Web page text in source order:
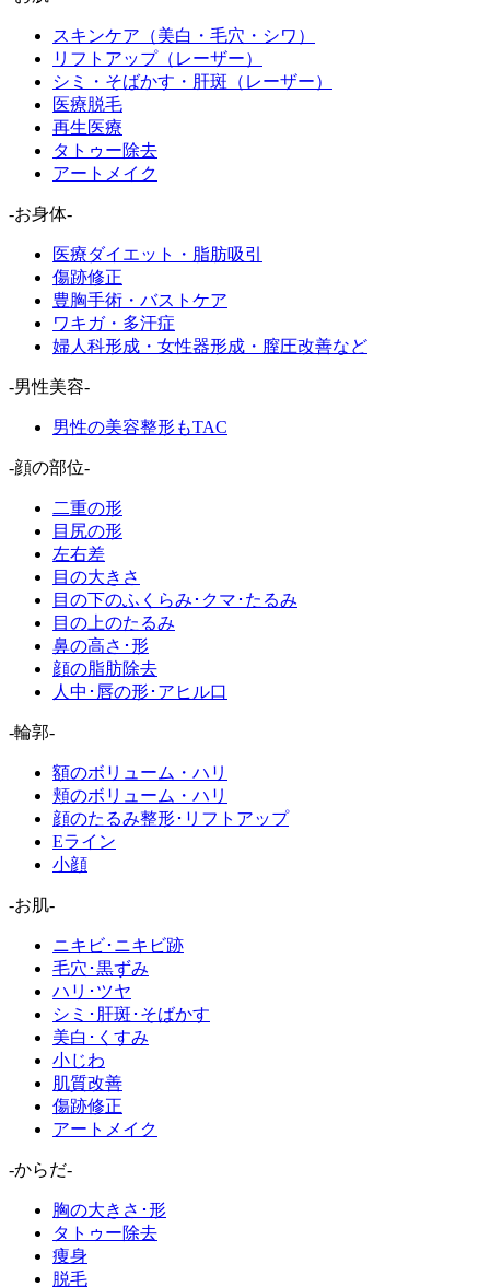
スキンケア（美白・毛穴・シワ）
リフトアップ（レーザー）
シミ・そばかす・肝斑（レーザー）
医療脱毛
再生医療
タトゥー除去
アートメイク
-お身体-
医療ダイエット・脂肪吸引
傷跡修正
豊胸手術・バストケア
ワキガ・多汗症
婦人科形成・女性器形成・膣圧改善など
-男性美容-
男性の美容整形もTAC
-顔の部位-
二重の形
目尻の形
左右差
目の大きさ
目の下のふくらみ･クマ･たるみ
目の上のたるみ
鼻の高さ･形
顔の脂肪除去
人中･唇の形･アヒル口
-輪郭-
額のボリューム・ハリ
頬のボリューム・ハリ
顔のたるみ整形･リフトアップ
Eライン
小顔
-お肌-
ニキビ･ニキビ跡
毛穴･黒ずみ
ハリ･ツヤ
シミ･肝斑･そばかす
美白･くすみ
小じわ
肌質改善
傷跡修正
アートメイク
-からだ-
胸の大きさ･形
タトゥー除去
痩身
脱毛